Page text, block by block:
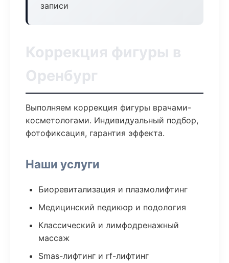
записи
Коррекция фигуры в
Оренбург
Выполняем коррекция фигуры врачами-
косметологами. Индивидуальный подбор,
фотофиксация, гарантия эффекта.
Наши услуги
Биоревитализация и плазмолифтинг
Медицинский педикюр и подология
Классический и лимфодренажный
массаж
Smas-лифтинг и rf-лифтинг